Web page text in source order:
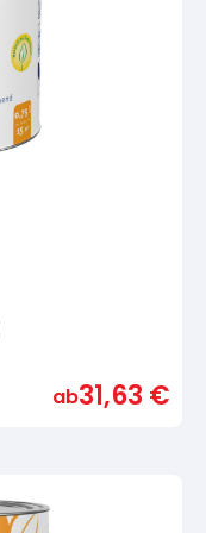
ab31,63 €